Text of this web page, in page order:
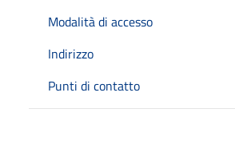
Modalità di accesso
Indirizzo
Punti di contatto